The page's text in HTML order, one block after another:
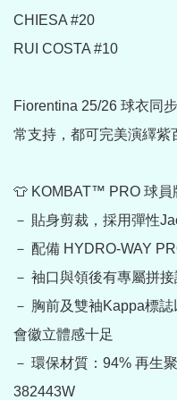
CHIESA #20
RUI COSTA #10
Fiorentina 25/26 球衣同
常支持，都可完美演繹紫
👕 KOMBAT™ PRO 球員
－ 貼身剪裁，採用彈性
－ 配備 HYDRO-WAY
－ 袖口與領後有專屬拼
－ 胸前及雙袖Kappa標
會徽立體感十足
－ 環保材質：94% 再生
382443W